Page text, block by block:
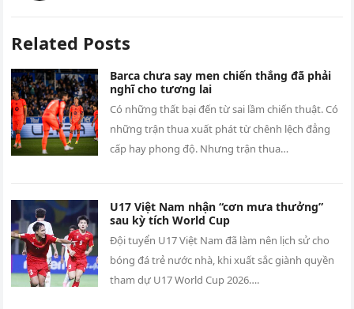
Related Posts
Barca chưa say men chiến thắng đã phải
nghĩ cho tương lai
Có những thất bại đến từ sai lầm chiến thuật. Có
những trận thua xuất phát từ chênh lệch đẳng
cấp hay phong độ. Nhưng trận thua…
U17 Việt Nam nhận “cơn mưa thưởng”
sau kỳ tích World Cup
Đội tuyển U17 Việt Nam đã làm nên lịch sử cho
bóng đá trẻ nước nhà, khi xuất sắc giành quyền
tham dự U17 World Cup 2026….